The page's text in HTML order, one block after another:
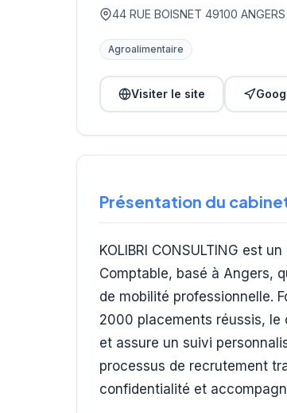
44 RUE BOISNET 49100 ANGERS
Agroalimentaire
Visiter le site
Présentation du
KOLIBRI CONSULTING est
Comptable, basé à Angers,
de mobilité professionnelle.
2000 placements réussis, le
et assure un suivi
processus de recrutement
confidentialité et